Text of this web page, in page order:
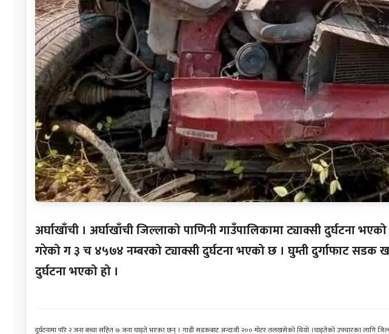
अर्घाखाँची । अर्घाखाँची जिल्लाको पाणिनी गाउँपालिकामा ट्याक्सी दुर्घटना
गरेको ग ३ च ४५७४ नम्बरको ट्याक्सी दुर्घटना भएको छ । घुम्ती दुर्गाफाट सडक
दुर्घटना भएको हो ।
दुर्घटनामा परि २ जना बच्चा सहित ७ जना घाइते भएका छन् । गाडी सडकबाट अन्दाजी २०० मोटर तलखसेको थियो ।घाइतेको उपचारका लागि